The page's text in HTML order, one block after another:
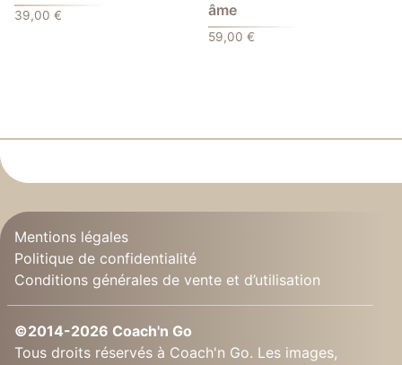
39,00 €
âme
59,00€
Mentions légales
Politique de confidentialité
Conditions générales de vente et d’utilisation
©2014-2026 Coach'n Go
Tous droits réservés à Coach'n Go. Les images,